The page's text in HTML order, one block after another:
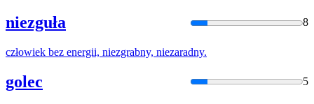
niezguła 8
człowiek bez energii, niezgrabny, niezaradny.
golec 5